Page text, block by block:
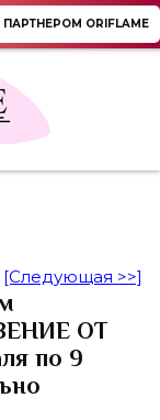
ПАРТНЕРОМ ORIFLAME
[Следующая >>]
ОТ
по 9